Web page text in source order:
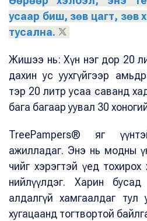
усаар биш, зөв цагт, зөв
тусална.
Жишээ нь: Хүн нэг дор 20
дахин ус уухгүйгээр
тэр 20 литр усаа саванд
бага багаар уувал 30
TreePampers® яг
ажилладаг. Энэ нь модны
чийг хэрэгтэй үед
нийлүүлдэг. Харин
алдалгүй хамгаалдаг тул
хугацаанд тогтвортой